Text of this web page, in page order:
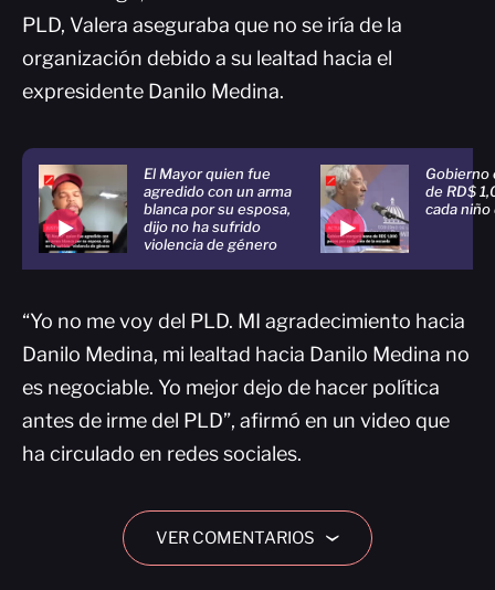
PLD, Valera aseguraba que no se iría de la
organización debido a su lealtad hacia el
expresidente Danilo Medina.
El Mayor quien fue
agredido con un arma
blanca por su esposa,
dijo no ha sufrido
violencia de género
Gobierno
de RD$
cada niño
“Yo no me voy del PLD. MI agradecimiento hacia
Danilo Medina, mi lealtad hacia Danilo Medina no
es negociable. Yo mejor dejo de hacer política
antes de irme del PLD”, afirmó en un video que
ha circulado en redes sociales.
VER COMENTARIOS ›